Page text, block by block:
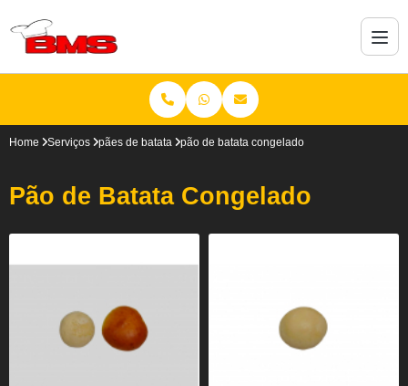
Home Serviços pães de batata pão de batata congelado
Pão de Batata Congelado